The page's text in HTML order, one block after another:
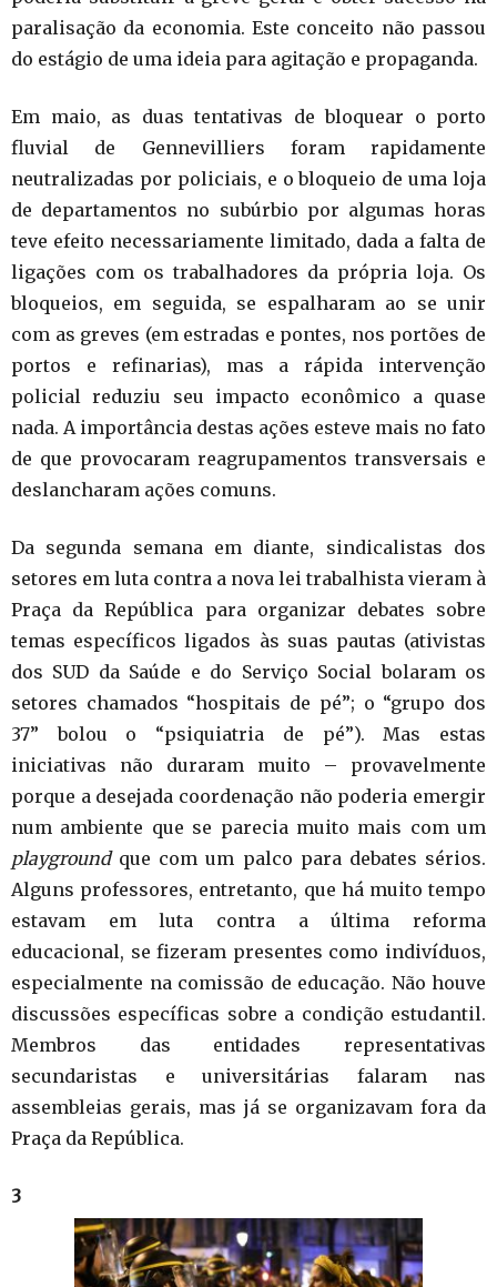
paralisação da economia. Este conceito não passou
do estágio de uma ideia para agitação e propaganda.
Em maio, as duas tentativas de bloquear o porto
fluvial de Gennevilliers foram rapidamente
neutralizadas por policiais, e o bloqueio de uma loja
de departamentos no subúrbio por algumas horas
teve efeito necessariamente limitado, dada a falta de
ligações com os trabalhadores da própria loja. Os
bloqueios, em seguida, se espalharam ao se unir
com as greves (em estradas e pontes, nos portões de
portos e refinarias), mas a rápida intervenção
policial reduziu seu impacto econômico a quase
nada. A importância destas ações esteve mais no fato
de que provocaram reagrupamentos transversais e
deslancharam ações comuns.
Da segunda semana em diante, sindicalistas dos
setores em luta contra a nova lei trabalhista vieram à
Praça da República para organizar debates sobre
temas específicos ligados às suas pautas (ativistas
dos SUD da Saúde e do Serviço Social bolaram os
setores chamados “hospitais de pé”; o “grupo dos
37” bolou o “psiquiatria de pé”). Mas estas
iniciativas não duraram muito – provavelmente
porque a desejada coordenação não poderia emergir
num ambiente que se parecia muito mais com um
playgroundque com um palco para debates sérios.
Alguns professores, entretanto, que há muito tempo
estavam em luta contra a última reforma
educacional, se fizeram presentes como indivíduos,
especialmente na comissão de educação. Não houve
discussões específicas sobre a condição estudantil.
Membros das entidades representativas
secundaristas e universitárias falaram nas
assembleias gerais, mas já se organizavam fora da
Praça da República.
3